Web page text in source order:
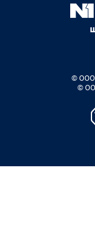
© ООО
©